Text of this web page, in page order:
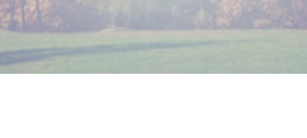
You can also style every aspect of this